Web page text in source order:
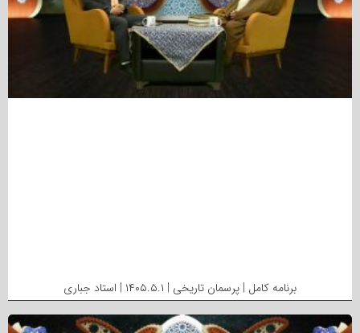
برنامه کامل | پرسمان تاریخی | ۱۴۰۵.۵.۱ | استاد جباری